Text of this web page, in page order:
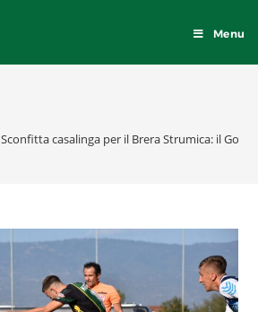
Menu
Sconfitta casalinga per il Brera Strumica: il